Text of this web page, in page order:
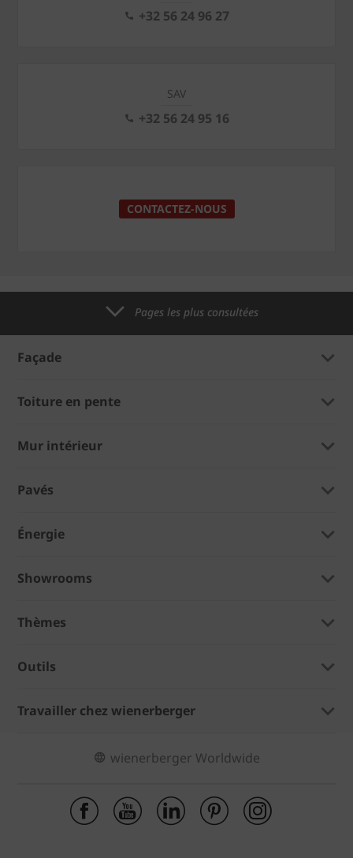
+32 56 24 96 27
SAV
+32 56 24 95 16
CONTACTEZ-NOUS
Pages les plus consultées
Façade
Toiture en pente
Mur intérieur
Pavés
Énergie
Showrooms
Thèmes
Outils
Travailler chez wienerberger
wienerberger Worldwide